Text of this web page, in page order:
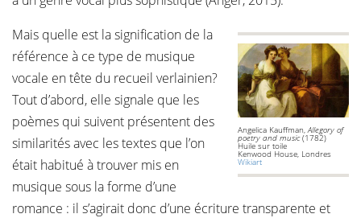
Angelica Kauffman,Allegory of
poetry and music(1782)
Huile sur toile
Kenwood House, Londres
Wikiart
Mais quelle est la signification de la
référence à ce type de musique
vocale en tête du recueil verlainien?
Tout d’abord, elle signale que les
poèmes qui suivent présentent des
similarités avec les textes que l’on
était habitué à trouver mis en
musique sous la forme d’une
romance : il s’agirait donc d’une écriture transparente et